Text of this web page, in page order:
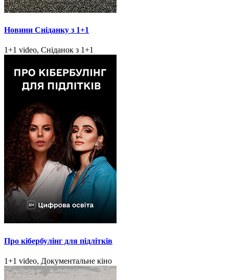
Новини Сніданку з 1+1
1+1 video, Сніданок з 1+1
Про кібербулінг для підлітків
1+1 video, Документальне кіно